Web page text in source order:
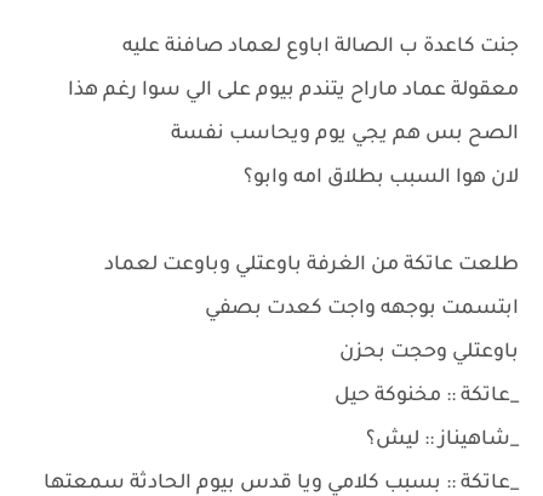
جنت كاعدة ب الصالة اباوع لعماد صافنة عليه
معقولة عماد ماراح يتندم بيوم على الي سوا رغم هذا
الصح بس هم يجي يوم ويحاسب نفسة
لان هوا السبب بطلاق امه وابو؟
طلعت عاتكة من الغرفة باوعتلي وباوعت لعماد
ابتسمت بوجهه واجت كعدت بصفي
باوعتلي وحجت بحزن
_عاتكة :: مخنوكة حيل
_شاهيناز :: ليش؟
_عاتكة :: بسبب كلامي ويا قدس بيوم الحادثة سمعتها